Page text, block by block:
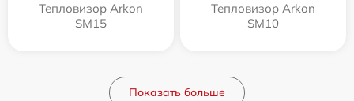
Тепловизор Arkon
SM15
Тепловизор Arkon
SM10
Показать больше